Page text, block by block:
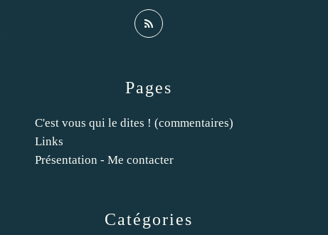
Catégories
Pages
C'est vous qui le dites ! (commentaires)
Links
Présentation - Me contacter